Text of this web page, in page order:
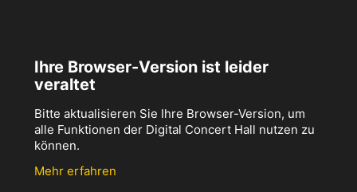
Ihre Browser-Version ist leider
veraltet
Bitte aktualisieren Sie Ihre Browser-Version, um
alle Funktionen der Digital Concert Hall nutzen zu
können.
Mehr erfahren